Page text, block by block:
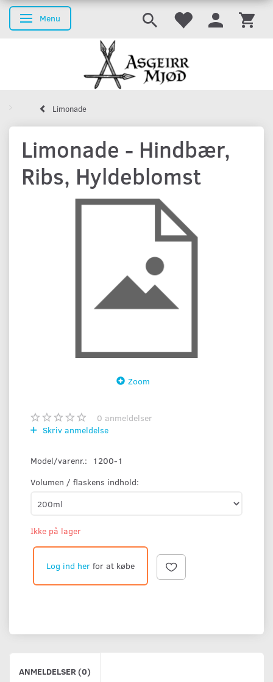
Skifte navigation
Menu
Limonade
Limonade - Hindbær,
Ribs, Hyldeblomst
Zoom
0 anmeldelser
Skriv anmeldelse
Model/varenr.:
1200-1
Volumen / flaskens indhold:
Ikke på lager
Log ind her for at købe
ANMELDELSER (0)